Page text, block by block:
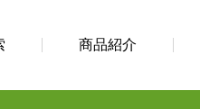
商品紹介